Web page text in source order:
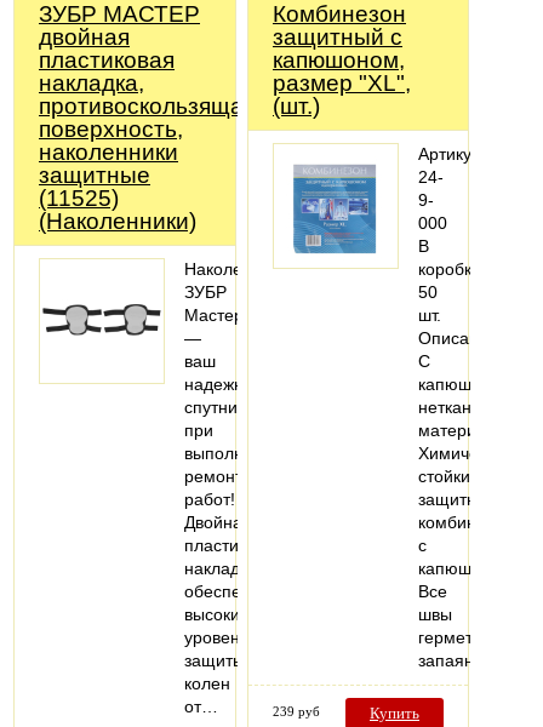
ЗУБР МАСТЕР
двойная
пластиковая
накладка,
противоскользящая
поверхность,
наколенники
защитные
(11525)
(Наколенники)
Наколенники
ЗУБР
Мастер
—
ваш
надежный
спутник
при
выполнении
ремонтных
работ!
Двойная
пластиковая
накладка
обеспечивает
высокий
уровень
защиты
колен
от…
Комбинезон
защитный с
капюшоном,
размер "XL",
(шт.)
Артикул:
24-
9-
000
В
коробке:
50
шт.
Описание:
С
капюшоном,
нетканый
материал.
Химически
стойкий
защитный
комбинезон
с
капюшоном.
Все
швы
герметично
запаяны…
239 руб Купить